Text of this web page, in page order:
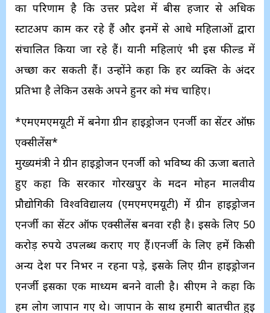
का परिणाम है कि उत्तर प्रदेश में बीस हजार से अधिक
स्टार्टअप काम कर रहे हैं और इनमें से आधे महिलाओं द्वारा
संचालित किया जा रहे हैं। यानी महिलाएं भी इस फील्ड में
अच्छा कर सकती हैं। उन्होंने कहा कि हर व्यक्ति के अंदर
प्रतिभा है लेकिन उसके अपने हुनर को मंच चाहिए।
*एमएमएमयूटी में बनेगा ग्रीन हाइड्रोजन एनर्जी का सेंटर ऑफ़
एक्सीलेंस*
मुख्यमंत्री ने ग्रीन हाइड्रोजन एनर्जी को भविष्य की ऊर्जा बताते
हुए कहा कि सरकार गोरखपुर के मदन मोहन मालवीय
प्रौद्योगिकी विश्वविद्यालय (एमएमएमयूटी) में ग्रीन हाइड्रोजन
एनर्जी का सेंटर ऑफ एक्सीलेंस बनवा रही है। इसके लिए 50
करोड़ रुपये उपलब्ध कराए गए हैं।एनर्जी के लिए हमें किसी
अन्य देश पर निर्भर न रहना पड़े, इसके लिए ग्रीन हाइड्रोजन
एनर्जी इसका एक माध्यम बनने वाली है। सीएम ने कहा कि
हम लोग जापान गए थे। जापान के साथ हमारी बातचीत हुई